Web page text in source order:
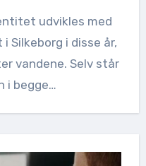
udvikles med
Silkeborg i disse år,
vandene. Selv står
i begge…